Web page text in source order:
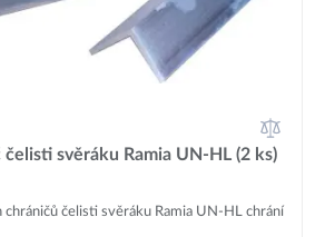
svěráku Ramia UN-HL (2 ks)
chráničů čelisti svěráku Ramia UN-HL chrání